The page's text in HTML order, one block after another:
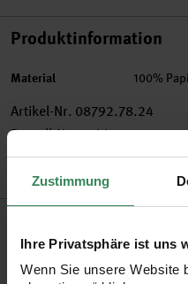
Zustimmung
Ihre Privatsphäre ist uns
Wenn Sie unsere Website
Produktinformation
Material 100%
Artikel-Nr. 08792.78.24
Bestell-Nr.2766140
Entdecken Sie unsere neue